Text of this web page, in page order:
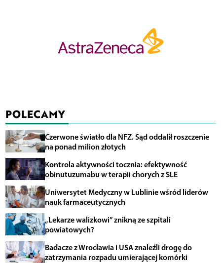
POLECAMY
Czerwone światło dla NFZ. Sąd oddalił roszczenie
na ponad milion złotych
Kontrola aktywności tocznia: efektywność
obinutuzumabu w terapii chorych z SLE
Uniwersytet Medyczny w Lublinie wśród liderów
nauk farmaceutycznych
„Lekarze walizkowi” znikną ze szpitali
powiatowych?
Badacze z Wrocławia i USA znaleźli drogę do
zatrzymania rozpadu umierającej komórki